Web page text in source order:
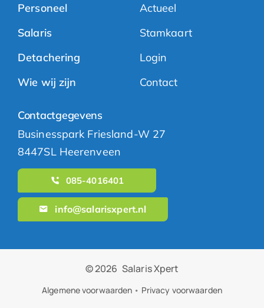
Personeel
Salaris
Detachering
Wie wij zijn
Actueel
Stamkaart
Login
Contact
Contactgegevens
Businesspark Friesland-W 27
8447SL Heerenveen
085-4016401
info@salarisxpert.nl
© 2026 Salaris Xpert
Algemene voorwaarden • Privacy voorwaarden